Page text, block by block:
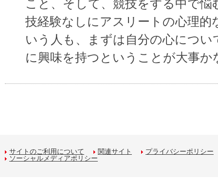
こと、そして、競技をする中で
技経験なしにアスリートの心理
いう人も、まずは自分の心につ
に興味を持つということが大事か
サイトのご利用について 関連サイト
プライバシーポリシー
ソーシャルメディアポリシー